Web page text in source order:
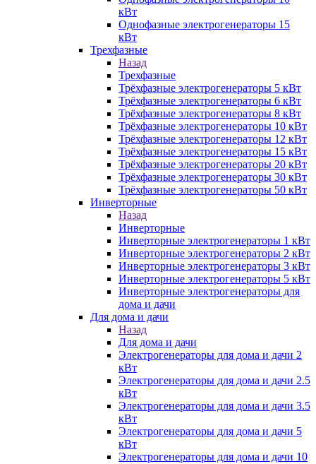
кВт
Однофазные электрогенераторы 15
кВт
Трехфазные
Назад
Трехфазные
Трёхфазные электрогенераторы 5 кВт
Трёхфазные электрогенераторы 6 кВт
Трёхфазные электрогенераторы 8 кВт
Трёхфазные электрогенераторы 10 кВт
Трёхфазные электрогенераторы 12 кВт
Трёхфазные электрогенераторы 15 кВт
Трёхфазные электрогенераторы 20 кВт
Трёхфазные электрогенераторы 30 кВт
Трёхфазные электрогенераторы 50 кВт
Инверторные
Назад
Инверторные
Инверторные электрогенераторы 1 кВт
Инверторные электрогенераторы 2 кВт
Инверторные электрогенераторы 3 кВт
Инверторные электрогенераторы 5 кВт
Инверторные электрогенераторы для
дома и дачи
Для дома и дачи
Назад
Для дома и дачи
Электрогенераторы для дома и дачи 2
кВт
Электрогенераторы для дома и дачи 2.5
кВт
Электрогенераторы для дома и дачи 3.5
кВт
Электрогенераторы для дома и дачи 5
кВт
Электрогенераторы для дома и дачи 10